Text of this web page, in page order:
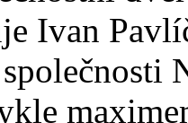
Ivan